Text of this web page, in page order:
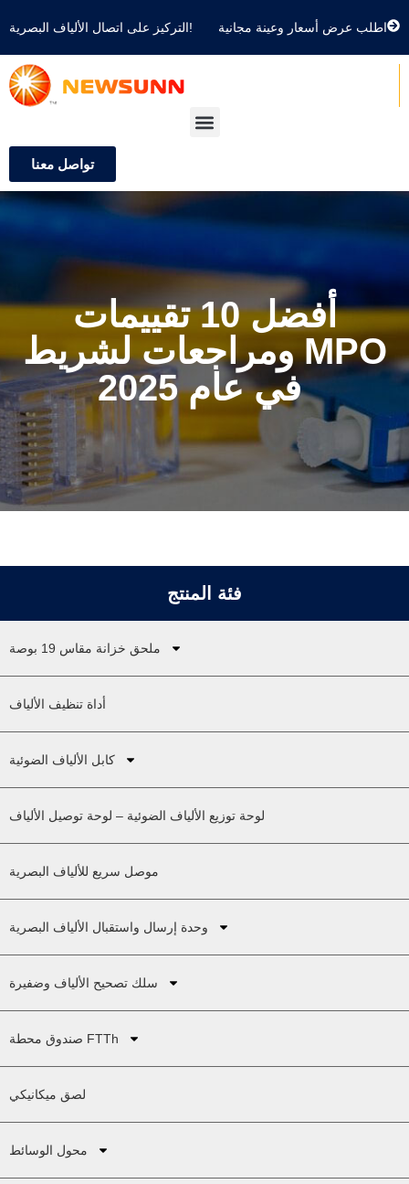
التركيز على اتصال الألياف البصرية! اطلب عرض أسعار وعينة مجانية
تواصل معنا
أفضل 10 تقييمات
ومراجعات لشريط MPO
في عام 2025
فئة المنتج
ملحق خزانة مقاس 19 بوصة
أداة تنظيف الألياف
كابل الألياف الضوئية
لوحة توزيع الألياف الضوئية – لوحة توصيل الألياف
موصل سريع للألياف البصرية
وحدة إرسال واستقبال الألياف البصرية
سلك تصحيح الألياف وضفيرة
صندوق محطة FTTh
لصق ميكانيكي
محول الوسائط